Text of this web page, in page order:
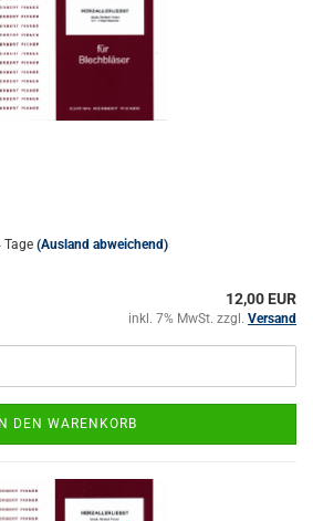
Tage (Ausland abweichend)
12,00 EUR
inkl. 7% MwSt. zzgl. Versand
IN DEN WARENKORB